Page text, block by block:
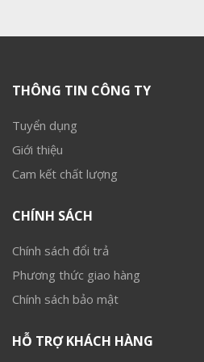
THÔNG TIN CÔNG TY
Tuyển dụng
Giới thiệu
Cam kết chất lượng
CHÍNH SÁCH
Chính sách đổi trả
Phương thức giao hàng
Chính sách bảo mật
HỖ TRỢ KHÁCH HÀNG